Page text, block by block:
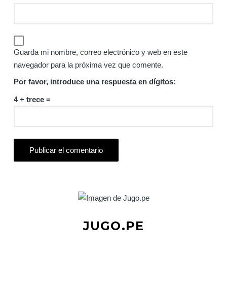
Guarda mi nombre, correo electrónico y web en este
navegador para la próxima vez que comente.
Por favor, introduce una respuesta en dígitos:
4 + trece =
JUGO.PE